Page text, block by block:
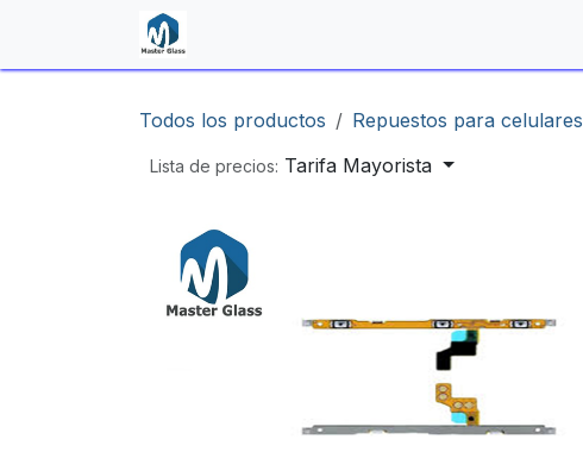
Todos los productos Repuestos para celulares
Lista de precios: Tarifa Mayorista